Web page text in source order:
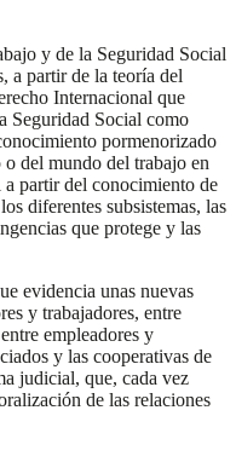
y de la Seguridad Social
a partir de la teoría del
Internacional que
Seguridad Social como
pormenorizado
del mundo del trabajo en
partir del conocimiento de
diferentes subsistemas, las
que protege y las
evidencia unas nuevas
y trabajadores, entre
empleadores y
y las cooperativas de
judicial, que, cada vez
de las relaciones